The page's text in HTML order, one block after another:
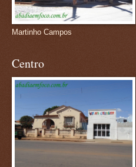
Martinho Campos
Centro